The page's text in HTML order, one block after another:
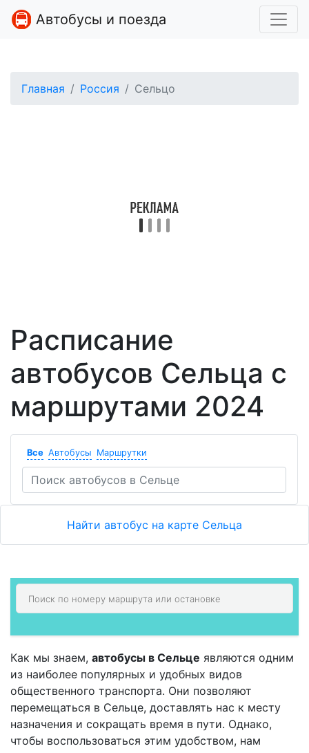
Автобусы и поезда
Главная Россия Сельцо
Расписание
автобусов Сельца с
маршрутами 2024
Все Автобусы Маршрутки
Найти автобус на карте Сельца
Как мы знаем, автобусы в Сельце являются одним
из наиболее популярных и удобных видов
общественного транспорта. Они позволяют
перемещаться в Сельце, доставлять нас к месту
назначения и сокращать время в пути. Однако,
чтобы воспользоваться этим удобством, нам